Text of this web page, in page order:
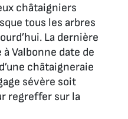
châtaigniers
tous les arbres
La dernière
Valbonne date de
châtaigneraie
sévère soit
regreffer sur la